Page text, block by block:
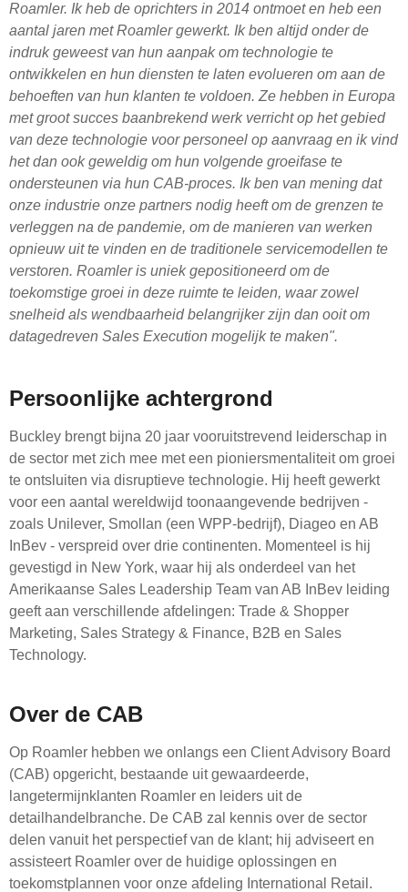
Roamler. Ik heb de oprichters in 2014 ontmoet en heb een
aantal jaren met Roamler gewerkt. Ik ben altijd onder de
indruk geweest van hun aanpak om technologie te
ontwikkelen en hun diensten te laten evolueren om aan de
behoeften van hun klanten te voldoen. Ze hebben in Europa
met groot succes baanbrekend werk verricht op het gebied
van deze technologie voor personeel op aanvraag en ik vind
het dan ook geweldig om hun volgende groeifase te
ondersteunen via hun CAB-proces. Ik ben van mening dat
onze industrie onze partners nodig heeft om de grenzen te
verleggen na de pandemie, om de manieren van werken
opnieuw uit te vinden en de traditionele servicemodellen te
verstoren. Roamler is uniek gepositioneerd om de
toekomstige groei in deze ruimte te leiden, waar zowel
snelheid als wendbaarheid belangrijker zijn dan ooit om
datagedreven Sales Execution mogelijk te maken".
Persoonlijke achtergrond
Buckley brengt bijna 20 jaar vooruitstrevend leiderschap in
de sector met zich mee met een pioniersmentaliteit om groei
te ontsluiten via disruptieve technologie. Hij heeft gewerkt
voor een aantal wereldwijd toonaangevende bedrijven -
zoals Unilever, Smollan (een WPP-bedrijf), Diageo en AB
InBev - verspreid over drie continenten. Momenteel is hij
gevestigd in New York, waar hij als onderdeel van het
Amerikaanse Sales Leadership Team van AB InBev leiding
geeft aan verschillende afdelingen: Trade & Shopper
Marketing, Sales Strategy & Finance, B2B en Sales
Technology.
Over de CAB
Op Roamler hebben we onlangs een Client Advisory Board
(CAB) opgericht, bestaande uit gewaardeerde,
langetermijnklanten Roamler en leiders uit de
detailhandelbranche. De CAB zal kennis over de sector
delen vanuit het perspectief van de klant; hij adviseert en
assisteert Roamler over de huidige oplossingen en
toekomstplannen voor onze afdeling International Retail.